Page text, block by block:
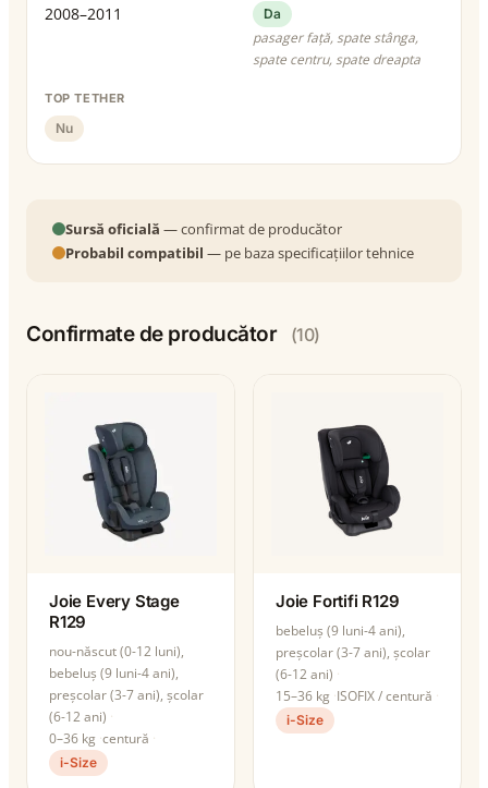
2008–2011 Da
pasager față, spate stânga,
spate centru, spate dreapta
TOP TETHER
Nu
Sursă oficială — confirmat de producător
Probabil compatibil — pe baza specificațiilor tehnice
Confirmate de producător (10)
Joie Every Stage
R129
nou-născut (0-12 luni),
bebeluș (9 luni-4 ani),
preșcolar (3-7 ani), școlar
(6-12 ani)
0–36 kg centură
i-Size
Joie Fortifi R129
bebeluș (9 luni-4 ani),
preșcolar (3-7 ani), școlar
(6-12 ani)
15–36 kg ISOFIX / centură
i-Size